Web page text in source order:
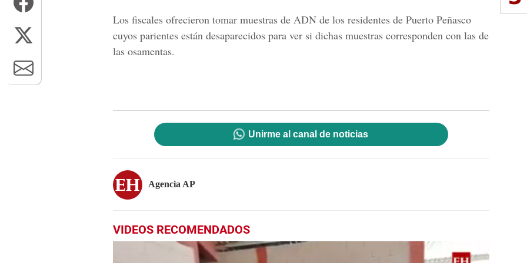
Los fiscales ofrecieron tomar muestras de ADN de los residentes de Puerto Peñasco
cuyos parientes están desaparecidos para ver si dichas muestras corresponden con las de
las osamentas.
Unirme al canal de noticias
Agencia AP
VIDEOS RECOMENDADOS